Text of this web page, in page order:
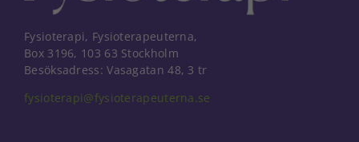
Fysioterapi, Fysioterapeuterna,
Box 3196, 103 63 Stockholm
Besöksadress: Vasagatan 48, 3 tr
fysioterapi@fysioterapeuterna.se